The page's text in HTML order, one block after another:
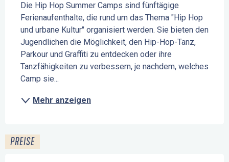
Die Hip Hop Summer Camps sind fünftägige
Ferienaufenthalte, die rund um das Thema "Hip Hop
und urbane Kultur" organisiert werden. Sie bieten den
Jugendlichen die Möglichkeit, den Hip-Hop-Tanz,
Parkour und Graffiti zu entdecken oder ihre
Tanzfähigkeiten zu verbessern, je nachdem, welches
Camp sie...
Mehr anzeigen
PREISE